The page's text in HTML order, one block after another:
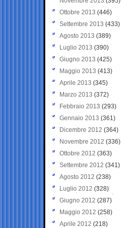
Ottobre 2013 (446)
Settembre 2013 (433)
Agosto 2013 (389)
Luglio 2013 (390)
Giugno 2013 (425)
Maggio 2013 (413)
Aprile 2013 (345)
Marzo 2013 (372)
Febbraio 2013 (293)
Gennaio 2013 (361)
Dicembre 2012 (364)
Novembre 2012 (336)
Ottobre 2012 (363)
Settembre 2012 (341)
Agosto 2012 (238)
Luglio 2012 (328)
Giugno 2012 (287)
Maggio 2012 (258)
Aprile 2012 (218)